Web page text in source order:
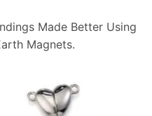
Made Better Using
Magnets.